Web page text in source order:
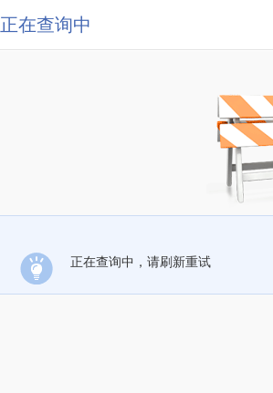
正在查询中
正在查询中，请刷新重试